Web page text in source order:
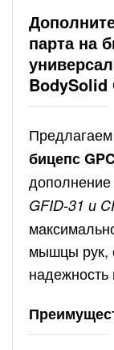
парта на
BodySolid
бицепс
GFID-31 и
мышцы рук,
надежность